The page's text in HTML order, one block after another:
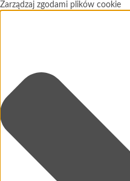
Zarządzaj zgodami plików cookie